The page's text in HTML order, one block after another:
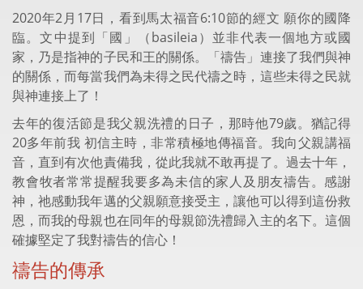
2020年2月17日，看到馬太福音6:10節的經文 願你的國降
臨。文中提到「國」（basileia）並非代表一個地方或國
家，乃是指神的子民和王的關係。「禱告」連接了我們與神
的關係，而每當我們為未得之民代禱之時，這些未得之民就
與神連接上了！
去年的復活節是我父親洗禮的日子，那時他79歲。猶記得
20多年前我 初信主時，非常積極地傳福音。我向父親講福
音，直到有次他責備我，從此我就不敢再提了。過去十年，
教會牧者常常提醒我要多為未信的家人及朋友禱告。感謝
神，祂感動我年邁的父親願意接受主，讓他可以得到這份救
恩，而我的母親也在同年的母親節洗禮歸入主的名下。這個
確據堅定了我對禱告的信心！
禱告的傳承